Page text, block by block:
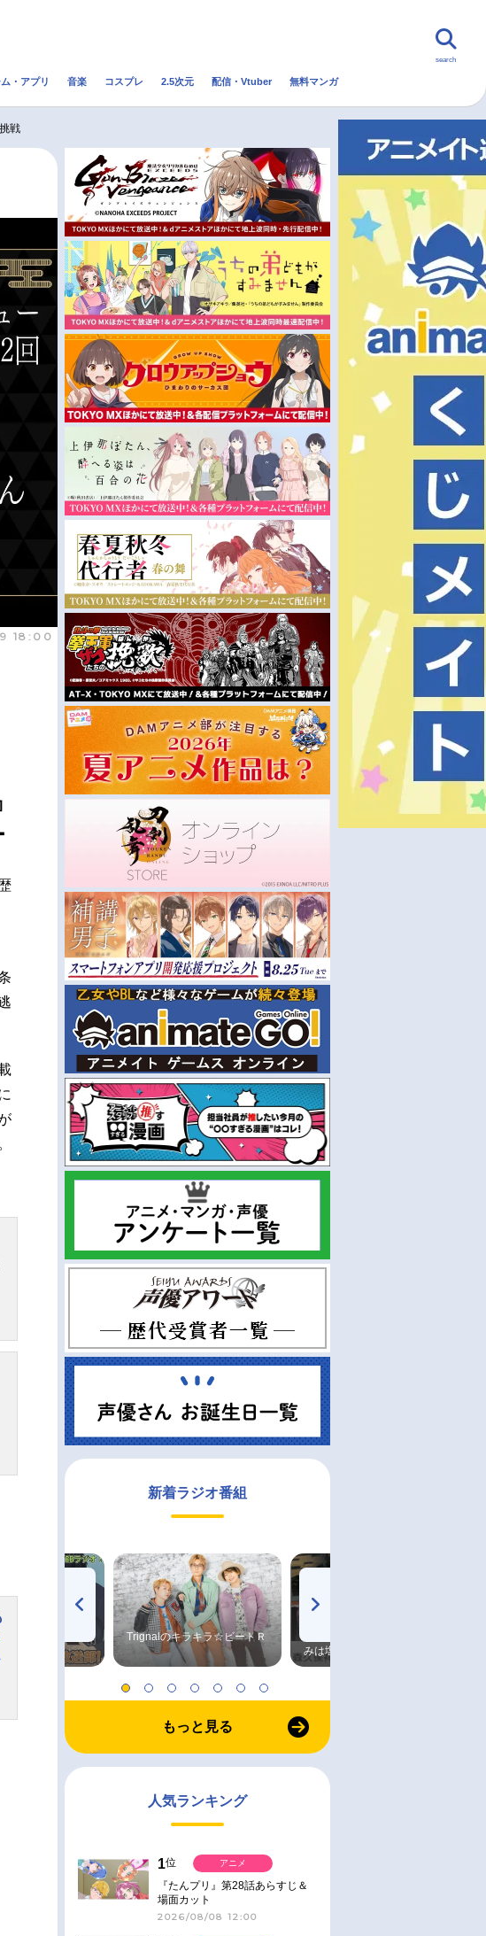
配信・Vtuber トレンド 無料マンガ
アニメ曜日別一覧
ニメ
秋アニメ
冬アニメ
search
・アプリ 音楽 コスプレ 2.5次元 配信・Vtuber 無料マンガ
戦
18:00
新着ラジオ番組
烏野高校放送部! Trignalのキラキラ☆ビートＲ
みは塩だけ
もっと見る
人気ランキング
1位
『たんプリ』第28話あらすじ＆
場面カット
2026/08/08 12:00
アニメ